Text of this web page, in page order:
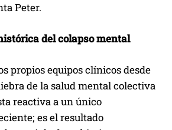
Peter.
del colapso mental
propios equipos clínicos desde
de la salud mental colectiva
reactiva a un único
es el resultado